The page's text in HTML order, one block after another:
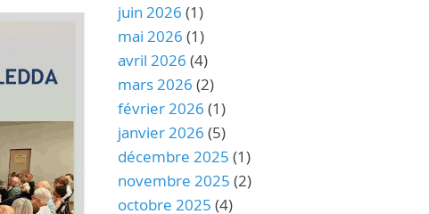
juin 2026 (1)
mai 2026 (1)
avril 2026 (4)
mars 2026 (2)
février 2026 (1)
janvier 2026 (5)
décembre 2025 (1)
novembre 2025 (2)
octobre 2025 (4)